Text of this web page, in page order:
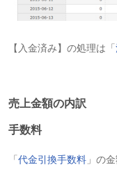
【入金済み】の処理は「
売上金額の内訳
手数料
「 代金引換手数料 」の